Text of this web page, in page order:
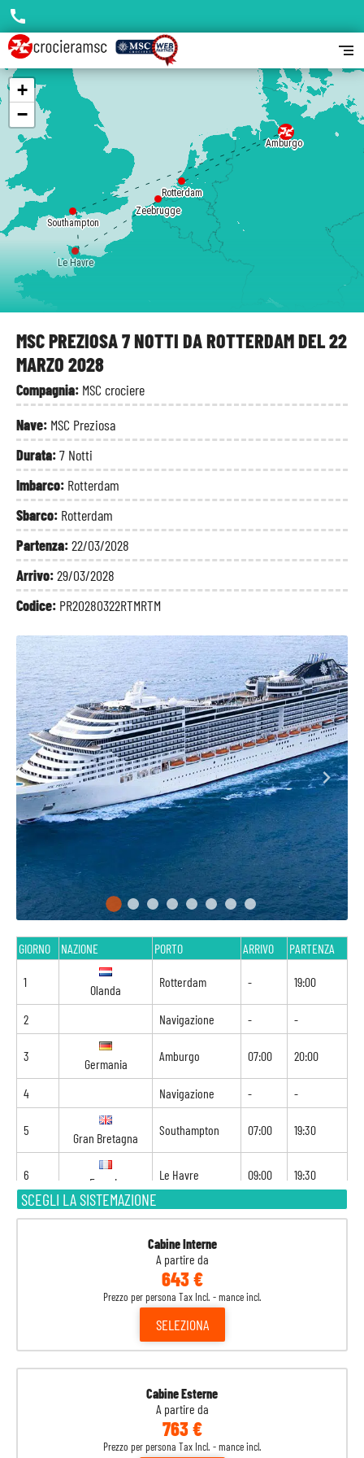
MSC PREZIOSA 7 NOTTI DA ROTTERDAM DEL 22
MARZO 2028
Compagnia: MSC crociere
Nave: MSC Preziosa
Durata:7 Notti
Imbarco: Rotterdam
Sbarco: Rotterdam
Partenza:22/03/2028
Arrivo:29/03/2028
Codice: PR20280322RTMRTM
SCEGLI LA SISTEMAZIONE
Cabine Interne
A partire da
643 €
Prezzo per persona Tax Incl. - mance incl.
SELEZIONA
Cabine Esterne
A partire da
763 €
Prezzo per persona Tax Incl. - mance incl.
GIORNO NAZIONE PORTO ARRIVO PARTENZA
1
Olanda
Rotterdam - 19:00
2 Navigazione - -
3
Germania
Amburgo 07:00 20:00
4 Navigazione - -
5
Gran Bretagna
Southampton 07:00 19:30
6
Francia
Le Havre 09:00 19:30
7 Zeebrugge 08:00 18:00
Rotterdam
Rotterdam
Amburgo
Southampton
Le Havre
Zeebrugge
+
−
call
segment